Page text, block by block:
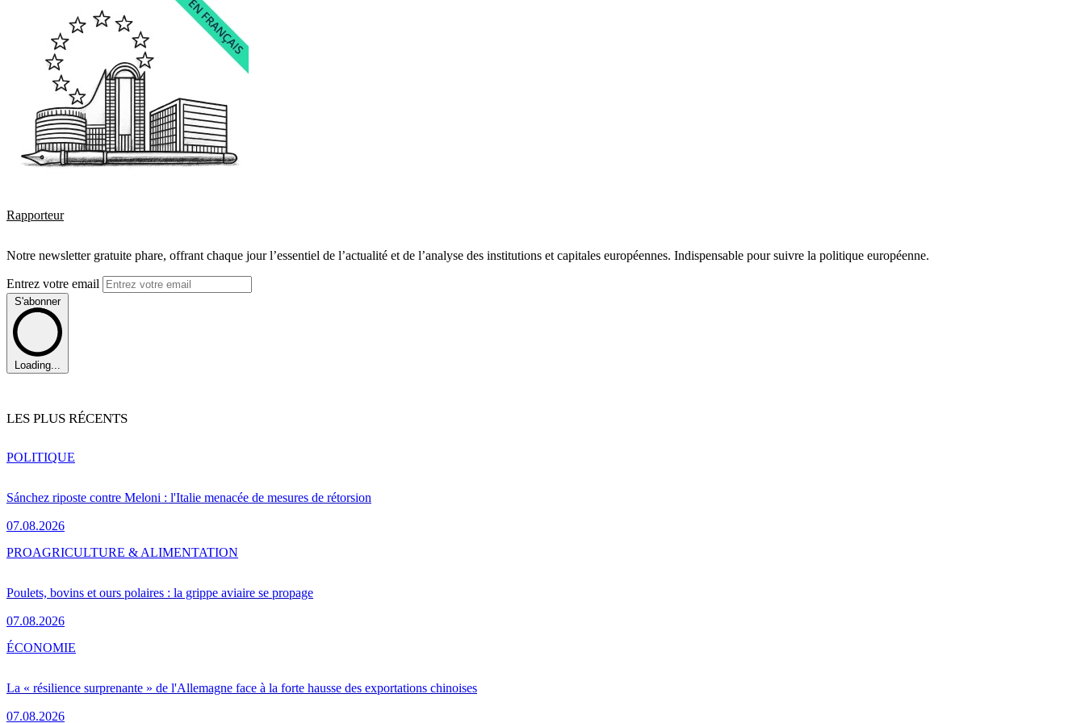
Rapporteur
Notre newsletter gratuite phare, offrant chaque jour l’essentiel de l’actualité et de l’analyse des institutions et capitales européennes. Indispensable pour suivre la politique européenne.
Entrez votre email
S'abonner
Loading...
LES PLUS RÉCENTS
Sánchez riposte contre Meloni : l'Italie menacée de mesures de rétorsion
07.08.2026
POLITIQUE
Poulets, bovins et ours polaires : la grippe aviaire se propage
07.08.2026
PROAGRICULTURE & ALIMENTATION
La « résilience surprenante » de l'Allemagne face à la forte hausse des exportations chinoises
07.08.2026
ÉCONOMIE